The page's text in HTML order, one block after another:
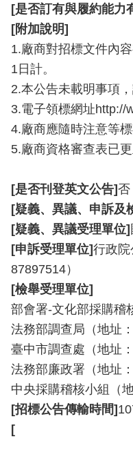
[是否訂有與履約能力
[附加說明]
1.廠商對招標文件內
1日計。
2.本公告未載明事項
3.電子領標網址http://
4.廠商應隨時注意等
5.廠商資格審查表已更
[是否刊登英文公告]否
[疑義、異議、申訴及
[疑義、異議受理單位]
[申訴受理單位]行政
87897514）
[檢舉受理單位]
部會署-文化部採購稽
法務部調查局（地址
臺中市調查處（地址
法務部廉政署（地址
中央採購稽核小組（
[招標公告傳輸時間]
[